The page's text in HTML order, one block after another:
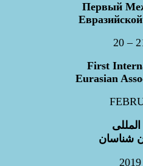
Первый
20 –
First
Eurasian
شناسان